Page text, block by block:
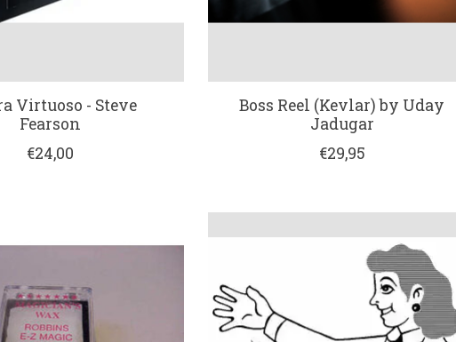
Virtuoso - Steve
Fearson
€24,00
Boss Reel (Kevlar) by Uday
Jadugar
€29,95